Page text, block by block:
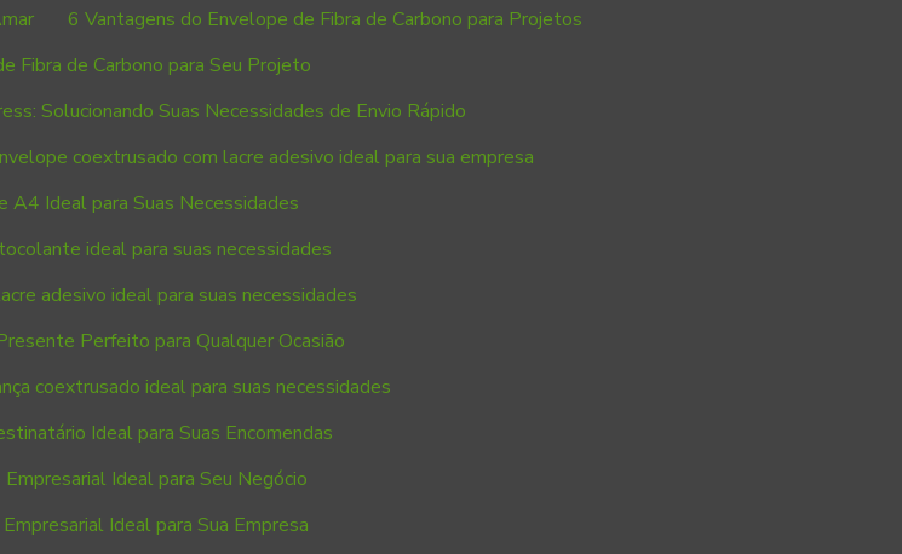
6 Vantagens do Envelope de Fibra de Carbono para Projetos
Fibra de Carbono para Seu Projeto
Solucionando Suas Necessidades de Envio Rápido
coextrusado com lacre adesivo ideal para sua empresa
A4 Ideal para Suas Necessidades
ideal para suas necessidades
adesivo ideal para suas necessidades
Perfeito para Qualquer Ocasião
coextrusado ideal para suas necessidades
Ideal para Suas Encomendas
Ideal para Seu Negócio
Ideal para Sua Empresa